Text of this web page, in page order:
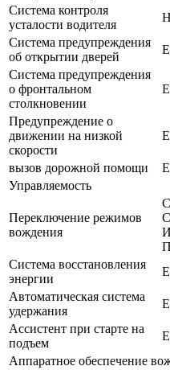
Система контроля
усталости водителя
Система предупреждения
об открытии дверей
Система предупреждения
о фронтальном
столкновении
Предупреждение о
движении на низкой
скорости
вызов дорожной помощи
Управляемость
Переключение режимов
вождения
Система восстановления
энергии
Автоматическая система
удержания
Ассистент при старте на
подъем
Аппаратное обеспечение